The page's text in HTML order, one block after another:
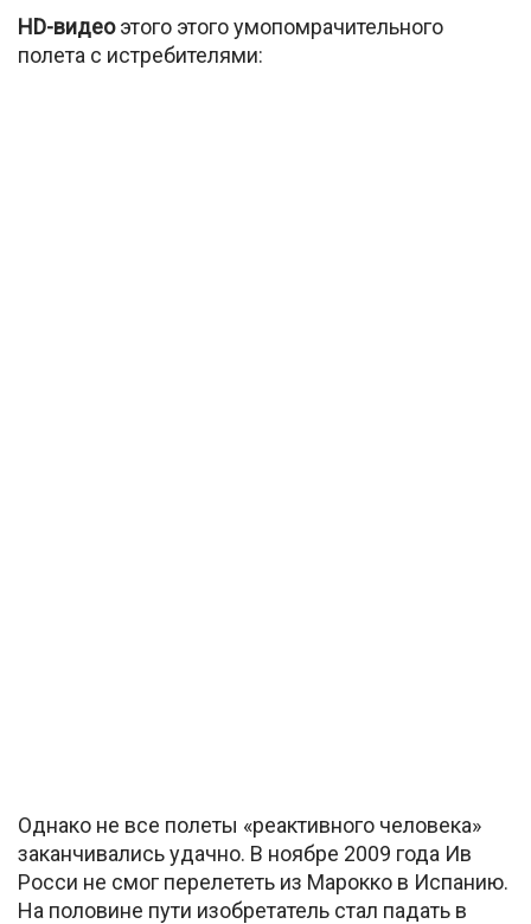
HD-видеоэтого этого умопомрачительного
полета с истребителями:
Однако не все полеты «реактивного человека»
заканчивались удачно. В ноябре 2009 года Ив
Росси не смог перелететь из Марокко в Испанию.
На половине пути изобретатель стал падать в